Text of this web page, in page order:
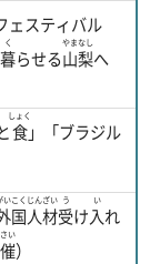
ェスティバル
暮
く
らせる山梨
やまなし
へ
食
しょく
」「ブラジル
国
いこく
人材
じんざい
受
う
け入
い
れ
い
）